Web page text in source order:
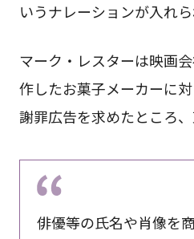
いうナレーションが入れら
マーク・レスターは映画
作したお菓子メーカーに
謝罪広告を求めたところ、
俳優等の氏名や肖像を